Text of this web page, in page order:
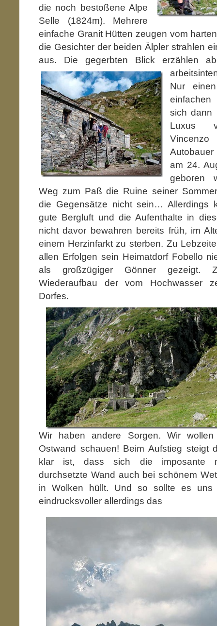
die noch bestoßene Alpe
Selle (1824m). Mehrere
einfache Granit Hütten zeugen vom
die Gesichter der beiden Älpler strahlen
aus. Die gegerbten Blick erzählen
Nur
sich dann
Luxus
am 24.
geboren
Weg zum Paß die Ruine seiner
die Gegensätze nicht sein… Allerdings
gute Bergluft und die Aufenthalte in
nicht davor bewahren bereits früh, im
einem Herzinfarkt zu sterben. Zu
allen Erfolgen sein Heimatdorf Fobello
als großzügiger Gönner gezeigt.
Wiederaufbau der vom Hochwasser
Dorfes.
Wir haben andere Sorgen. Wir
Ostwand schauen! Beim Aufstieg steigt
klar ist, dass sich die imposante
durchsetzte Wand auch bei schönem
in Wolken hüllt. Und so sollte es uns
eindrucksvoller allerdings das